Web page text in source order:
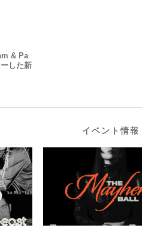
& Pa
した新
イベント情報